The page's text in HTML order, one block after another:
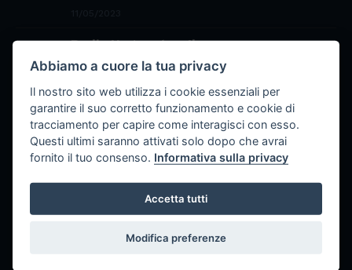
play_circle_filled
Radio Hogwarts - Il romanzo
del Liceo Morelli Colao di Vibo Valentia
11/05/2023
play_circle_filled
Radio Hogwarts - Messi e la rottura
con il PSG
I podcast realizzati dalle studentesse e gli studenti
del Liceo Morelli Colao di Vibo Valentia
10/05/2023
Radio Hogwarts, le nostre passioni
Abbiamo a cuore la tua privacy
Il nostro sito web utilizza i cookie essenziali per
garantire il suo corretto funzionamento e cookie di
tracciamento per capire come interagisci con esso.
Questi ultimi saranno attivati solo dopo che avrai
fornito il tuo consenso. Informativa sulla privacy
Accetta tutti
Modifica preferenze